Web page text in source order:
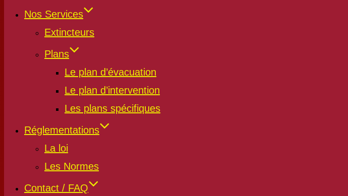
Nos Services
Extincteurs
Plans
Le plan d’évacuation
Le plan d’intervention
Les plans spécifiques
Réglementations
La loi
Les Normes
Contact / FAQ